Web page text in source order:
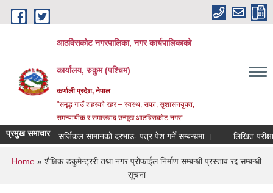
Skip to main content
आठविसकोट नगरपालिका, नगर कार्यपालिकाको
कार्यालय, रुकुम (पश्चिम)
कर्णाली प्रदेश, नेपाल
"समृद्ध गाउँ शहरको रहर – स्वस्थ, सफा, सुशासनयुक्त,
समन्यायीक र समाजवाद उन्मूख आठबिसकोट नगर"
प्रमुख समाचारसर्जिकल सामानको दरभाउ- पत्र पेश गर्ने सम्बन्धमा । लिखित परीक्षाको
You are here
Home » शैक्षिक डकुमेन्ट्ररी तथा नगर प्रोफाईल निर्माण सम्बन्धी प्रस्ताव रद्द सम्बन्धी
सूचना